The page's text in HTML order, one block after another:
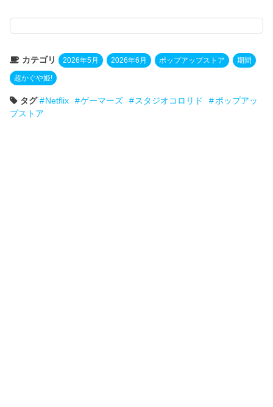
カテゴリ 2026年5月 2026年6月 ポップアップストア 期間
超かぐや姫!
タグ Netflix ゲーマーズ スタジオコロリド
ポップアッ
プストア